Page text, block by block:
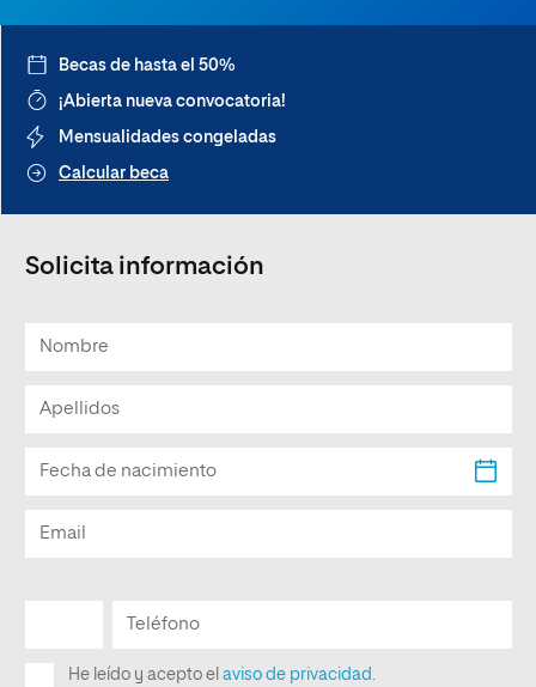
Becas de hasta el 50%
¡Abierta nueva convocatoria!
Mensualidades congeladas
Calcular beca
Solicita información